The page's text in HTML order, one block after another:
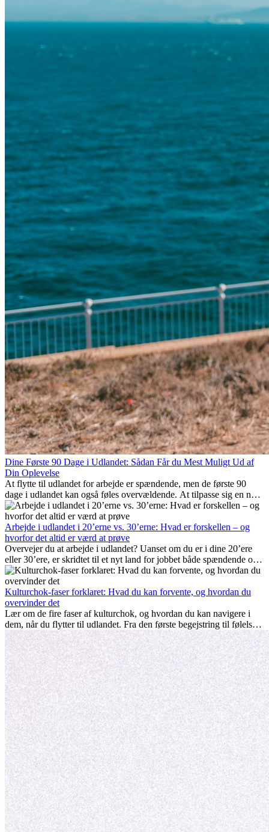
Dine Første 90 Dage i Udlandet: Sådan Får du Mest Muligt Ud af
Din Oplevelse
At flytte til udlandet for arbejde er spændende, men de første 90
dage i udlandet kan også føles overvældende. At tilpasse sig en ny
arbejdsplads, opbygge et socialt liv, forstå lokal kultur og håndtere
hjemve er alle en del af processen. Denne guide til expats vil vise
dig, hvordan du får mest muligt ud af dine første måneder i udlandet
og sikrer både professionel succes og personlig udvikling.
Arbejde i udlandet i 20’erne vs. 30’erne: Hvad er forskellen – og
hvorfor det altid er værd at prøve
Overvejer du at arbejde i udlandet? Uanset om du er i dine 20’ere
eller 30’ere, er skridtet til et nyt land for jobbet både spændende og
nogle gange udfordrende. Mange spørger sig selv, om alderen gør
en forskel. Sandheden er: international erfaring er altid en
investering værd. Det kan fremme din karriere, styrke dit personlige
udvikling og give dig værdifuld kulturel indsigt, som kan ændre dit
liv.
Kulturchok-faser forklaret: Hvad du kan forvente, og hvordan du
overvinder det
Lær om de fire faser af kulturchok, og hvordan du kan navigere i
dem, når du flytter til udlandet. Fra den første begejstring til følelsen
af at høre til – forstå processen og gør udfordringer til personlig
vækst.